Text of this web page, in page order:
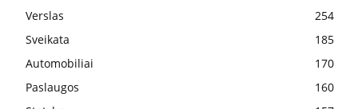
Verslas
254
Sveikata
185
Automobiliai
170
Paslaugos
160